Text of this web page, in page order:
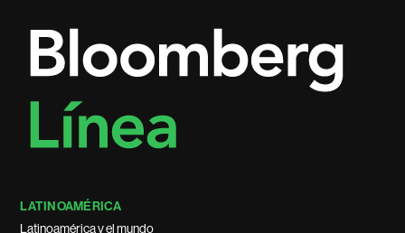
LATINOAMÉRICA
Latinoamérica y el mundo